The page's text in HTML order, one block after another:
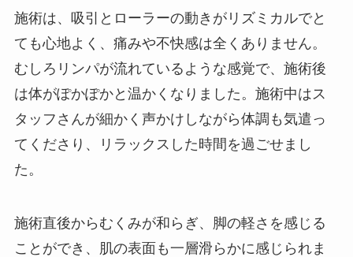
施術は、吸引とローラーの動きがリズミカルでと
ても心地よく、痛みや不快感は全くありません。
むしろリンパが流れているような感覚で、施術後
は体がぽかぽかと温かくなりました。施術中はス
タッフさんが細かく声かけしながら体調も気遣っ
てくださり、リラックスした時間を過ごせまし
た。
施術直後からむくみが和らぎ、脚の軽さを感じる
ことができ、肌の表面も一層滑らかに感じられま